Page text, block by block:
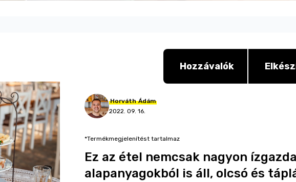
Hozzávalók
Horváth Ádám
2022. 09. 16.
*Termékmegjelenítést tartalmaz
Ez az étel nemcsak nagyon
alapanyagokból is áll, olcsó és